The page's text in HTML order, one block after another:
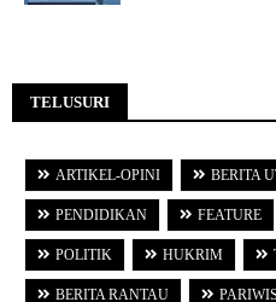
TELUSURI
ARTIKEL-OPINI BERITA
PENDIDIKAN FEATURE
POLITIK HUKRIM
BERITA RANTAU